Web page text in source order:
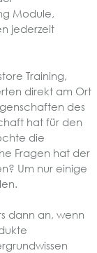
Module,
jederzeit
Training,
direkt am Ort
des
hat für den
die
Fragen hat der
Um nur einige
dann an, wenn